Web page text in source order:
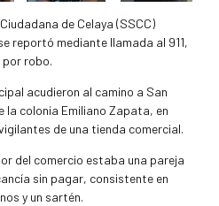
de Celaya (SSCC)
reportó mediante llamada al 911,
robo.
acudieron al camino a San
la colonia Emiliano Zapata, en
de una tienda comercial.
del comercio estaba una pareja
sin pagar, consistente en
y un sartén.